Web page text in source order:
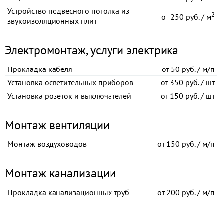
Устройство подвесного потолка из
звукоизоляционных плит
от250 руб. / м2
Электромонтаж, услуги электрика
Прокладка кабеля от50 руб. / м/п
Установка осветительных приборов
от350 руб. / шт
Установка розеток и выключателей
от150 руб. / шт
Монтаж вентиляции
Монтаж воздуховодов от150 руб. / м/п
Монтаж канализации
Прокладка канализационных труб от200 руб. / м/п